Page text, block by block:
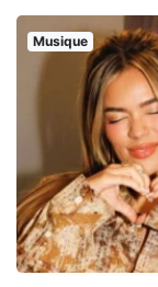
Musique